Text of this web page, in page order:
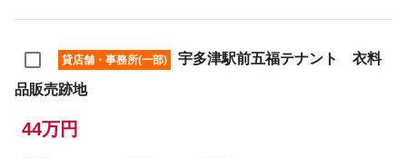
貸店舗・事務所(一部)
宇多津駅前五福テナント 衣料
品販売跡地
44万円